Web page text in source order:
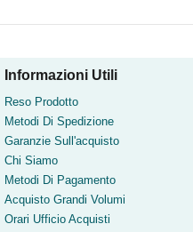
Informazioni Utili
Reso Prodotto
Metodi Di Spedizione
Garanzie Sull'acquisto
Chi Siamo
Metodi Di Pagamento
Acquisto Grandi Volumi
Orari Ufficio Acquisti